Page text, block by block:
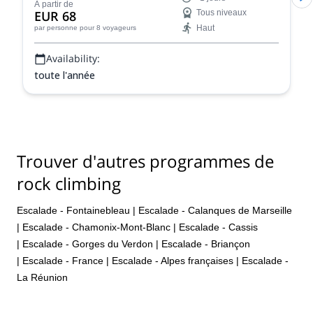
À partir de
EUR 68
par personne pour 8 voyageurs
Tous niveaux
Haut
Availability:
toute l'année
Trouver d'autres programmes de
rock climbing
Escalade - Fontainebleau | Escalade - Calanques de Marseille
| Escalade - Chamonix-Mont-Blanc | Escalade - Cassis
| Escalade - Gorges du Verdon | Escalade - Briançon
| Escalade - France | Escalade - Alpes françaises | Escalade -
La Réunion